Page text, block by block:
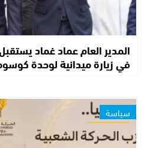
المدير العام عماد غماد
في زيارة ميدانية لوحدة
سياسة